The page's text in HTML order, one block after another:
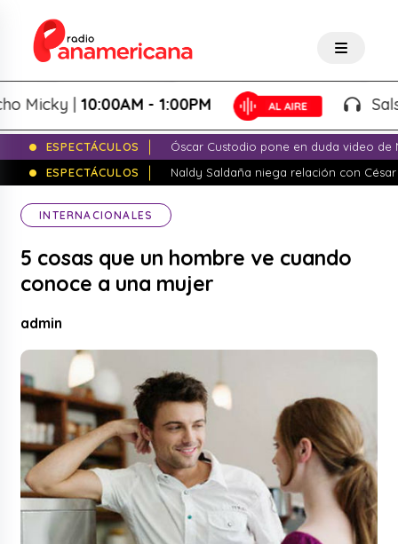
|10:00AM - 1:00PM Salsa
ESPECTÁCULOS
Óscar Custodio pone en duda video de
ESPECTÁCULOS
Naldy Saldaña niega relación con
INTERNACIONALES
5 cosas que un hombre ve cuando
conoce a una mujer
admin